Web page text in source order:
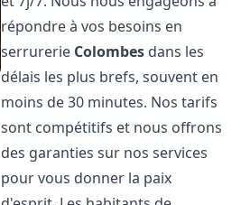
répondre à vos besoins en
serrurerie Colombes dans les
délais les plus brefs, souvent en
moins de 30 minutes. Nos tarifs
sont compétitifs et nous offrons
des garanties sur nos services
pour vous donner la paix